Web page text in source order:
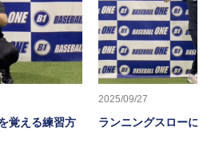
覚える練習方
2025/09/27
ランニングスローに繋